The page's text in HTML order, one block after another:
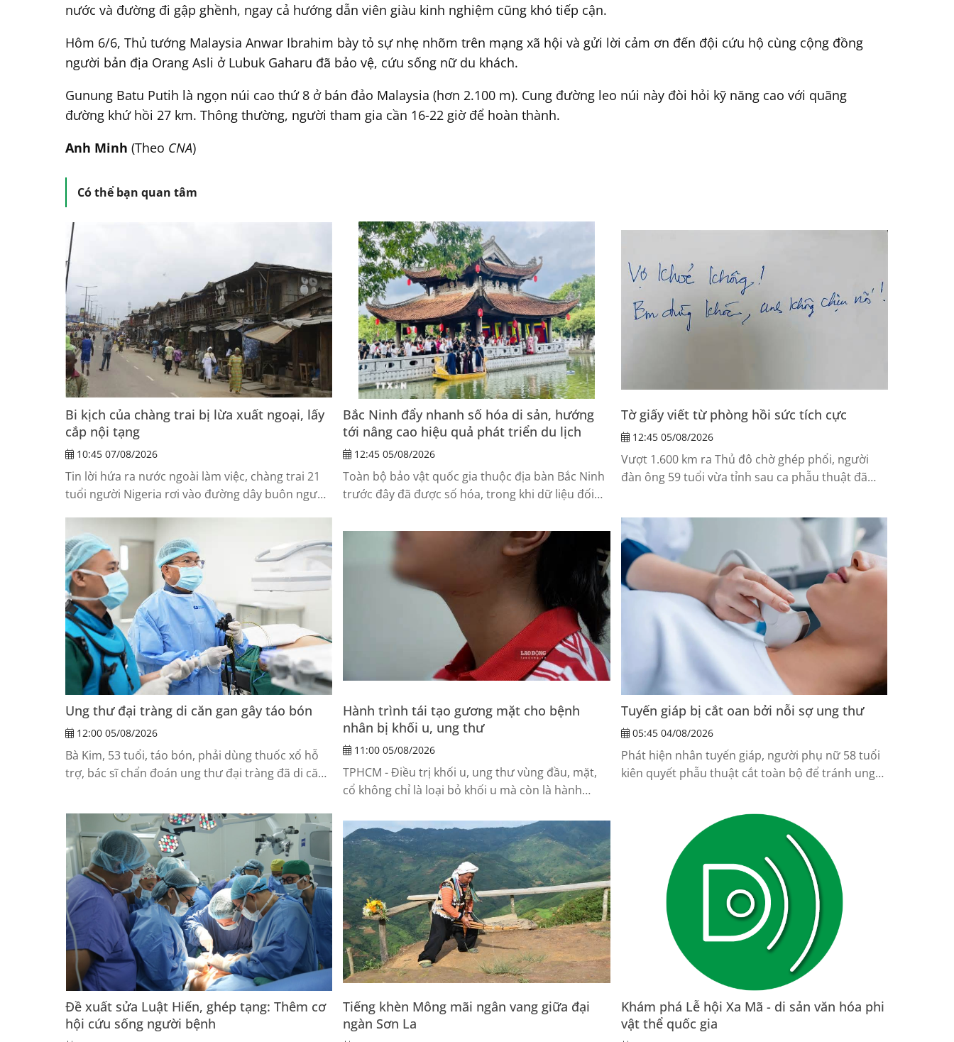
nước và đường đi gập ghềnh, ngay cả hướng dẫn viên giàu kinh nghiệm cũng khó tiếp cận.
Hôm 6/6, Thủ tướng Malaysia Anwar Ibrahim bày tỏ sự nhẹ nhõm trên mạng xã hội và gửi lời cảm ơn đến đội cứu hộ cùng cộng đồng
người bản địa Orang Asli ở Lubuk Gaharu đã bảo vệ, cứu sống nữ du khách.
Gunung Batu Putih là ngọn núi cao thứ 8 ở bán đảo Malaysia (hơn 2.100 m). Cung đường leo núi này đòi hỏi kỹ năng cao với quãng
đường khứ hồi 27 km. Thông thường, người tham gia cần 16-22 giờ để hoàn thành.
Anh Minh (Theo CNA)
Có thể bạn quan tâm
Bi kịch của chàng trai bị lừa xuất ngoại, lấy
cắp nội tạng
10:45 07/08/2026
Tin lời hứa ra nước ngoài làm việc, chàng trai 21
tuổi người Nigeria rơi vào đường dây buôn người
Bắc Ninh đẩy nhanh số hóa di sản, hướng
tới nâng cao hiệu quả phát triển du lịch
12:45 05/08/2026
Toàn bộ bảo vật quốc gia thuộc địa bàn Bắc Ninh
trước đây đã được số hóa, trong khi dữ liệu đối
cũ mới được cập nhật ở mức hình ảnh.
Tờ giấy viết từ phòng hồi sức tích cực
12:45 05/08/2026
Vượt 1.600 km ra Thủ đô chờ ghép phổi, người
đàn ông 59 tuổi vừa tỉnh sau ca phẫu thuật đã
Ung thư đại tràng di căn gan gây táo bón
12:00 05/08/2026
Bà Kim, 53 tuổi, táo bón, phải dùng thuốc xổ hỗ
trợ, bác sĩ chẩn đoán ung thư đại tràng đã di căn
Hành trình tái tạo gương mặt cho bệnh
nhân bị khối u, ung thư
11:00 05/08/2026
TPHCM - Điều trị khối u, ung thư vùng đầu, mặt,
cổ không chỉ là loại bỏ khối u mà còn là hành
Tuyến giáp bị cắt oan bởi nỗi sợ ung thư
05:45 04/08/2026
Phát hiện nhân tuyến giáp, người phụ nữ 58 tuổi
kiên quyết phẫu thuật cắt toàn bộ để tránh ung
Đề xuất sửa Luật Hiến, ghép tạng: Thêm cơ
hội cứu sống người bệnh
Tiếng khèn Mông mãi ngân vang giữa đại
ngàn Sơn La
Khám phá Lễ hội Xa Mã - di sản văn hóa phi
vật thể quốc gia